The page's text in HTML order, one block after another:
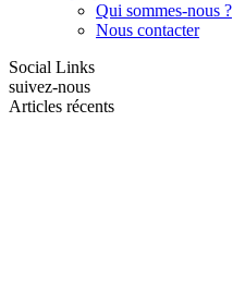
Qui sommes-nous ?
Nous contacter
Social Links
suivez-nous
Articles récents